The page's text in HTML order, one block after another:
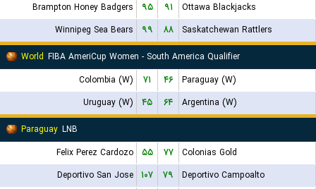
Brampton Honey Badgers
۹۵ ۹۱
Ottawa Blackjacks
Winnipeg Sea Bears
۹۹ ۸۸
Saskatchewan Rattlers
World FIBA AmeriCup Women - South America Qualifier
Colombia (W)
۷۱ ۴۶
Paraguay (W)
Uruguay (W)
۴۵ ۶۴
Argentina (W)
Paraguay LNB
Felix Perez Cardozo
۵۵ ۷۷
Colonias Gold
Deportivo San Jose ۱۰۷ ۷۹
Deportivo Campoalto